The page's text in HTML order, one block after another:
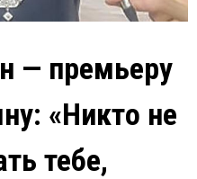
— премьеру
«Никто не
тебе,